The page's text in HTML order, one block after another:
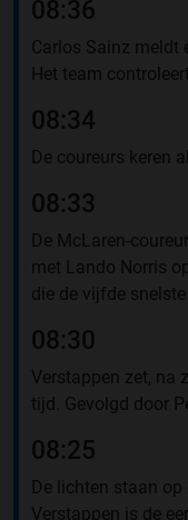
08:36
Carlos Sainz meldt
Het team
08:34
De coureurs keren
08:33
De McLaren-
met Lando Norris
die de vijfde snelste
08:30
Verstappen zet, na
tijd. Gevolgd door
08:25
De lichten staan op
Verstappen is de